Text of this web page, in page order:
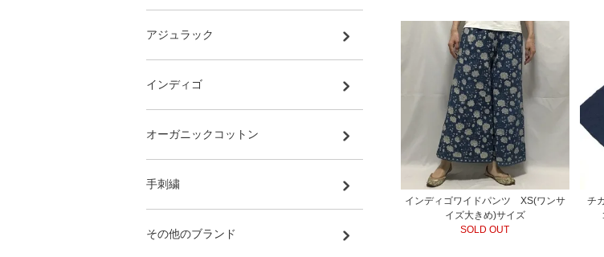
インディゴワイドパンツ XS(ワンサ
イズ大きめ)サイズ
SOLD OUT
チ
アジュラック
インディゴ
オーガニックコットン
手刺繍
その他のブランド